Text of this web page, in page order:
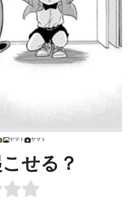
ヤマト ヤマト
せる？